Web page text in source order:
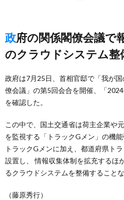
政府の関係閣僚会議で報告、荷主情報管理
のクラウドシステム整
政府は7月25日、首相官邸で「我が
僚会議」の第5回会合を開催、「
を確認した。
この中で、国土交通省は荷主企業や
を監視する「トラックGメン」の機
トラックGメンに加え、都道府県ト
設置し、 情報収集体制を拡充するほ
るクラウドシステムを整備すること
（藤原秀行）